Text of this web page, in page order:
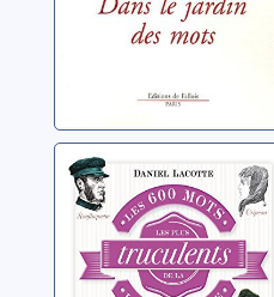
Les 600 mots les
plus truculents
de la langue
française
Lacotte, Daniel 1951-